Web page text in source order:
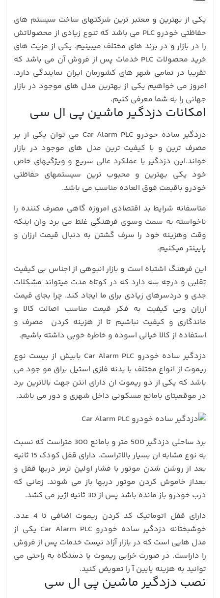
یکی از بهترین و معتبر ترین شرکتهای ساخت سیستم های
حفاظتی خودرو PLC می باشد که تنوع زیادی از محصولاتش
را در بازار و در برند های مختلف میبینیم. یکی از مزیت های
خرید محصولات PLC خدمات پس از فروش آن می باشد که
تقریبا در تمامی شهر های کشورمان ایران نمایندگی دارد.
امروز می خواهیم یکی از بهترین مدل های موجود در بازار
جهانی را به شما معرفی کنیم.
امکانات دزدگیر ماشین پی ال سی
دزدگیر ساده حودرو Car Alarm PLC می توان یکی از پر
مصرف ترین و با کیفیت ترین مدل های موجود در بازار
خواند.این دزدگیر با عملکرد عالی سریع و ویژگیهای خاص
خود یکی بهترین و محبوب ترین سیستمهای حفاظتی
خودرو باقیمت فوق العاده مناسب می باشد.
متاسفانه شرایط بد اقتصادی امروزه گاهی مصرف کننده را
ناخواسته به سمت وسوی فرهنگی غلط می برد وان اینکه
وقت وهزینه خود را سرف گشتن به دنبال قیمت ارزان و
پایینتر میکنیم.
این فرهنگ اشتباه است و بازار انبوهی از اجناس بی کیفیت
تقلبی و درجه سه دارد که در کوتاه مدت میتواند مشکلات
جدی و دردسرهای زیادی برای ما ایجاد کند. چرا بجای قیمت
ارزان وبی کیفیت به فکر قیمت مناسب اصالت کالا و
ماندگاری و کیفیت نباشیم تا از هزینه کردن مصرف و
استفاده از کالا خیالی اسوده و خاطره خوبی داشته باشیم.
دزدگیر ساده خودرو Car Alarm PLC بابیش از بیست نوع
ریموت از انواع مختلف با بدنه فلزی استیل براق مو جود می
باشد که یکی از دو ریموت ان دارای انتن جهت بالاترین برد
در موقعیتای بامانع مسکونی داخل شهری و دور می باشد.
برد ساحلی دزدگیر 500 متر و بامانع 300 متراست که نسبت
به نوع مشابه ان بسیار بالاتراست. دارای قفل کودک 15 ثانیه
بعد از روشن شدن موتور با فشار اولین ترمز دربها قفل و
بعداز خاموش کردن موتور دربها باز می شوند. زمانی که
درب خودرو باز مانده باشد پس از 30 ثانیه اژیر می کشد.
دارای قفل اتوماتیک کد کردن ریموت اضافی تا 4 عدد.
خوشبختانه دزدگیر ساده خودرو Car Alarm PLC یکی از
مدل هایی است که در بازار آزاد نیست خدمات پس از فروش
را داراست. در صورت خرابی ریموت یا دستگاه به راحتی می
توانید به هزینه پایین آ را تعویض کنید.
نصب دزدگیر ماشین پی ال سی